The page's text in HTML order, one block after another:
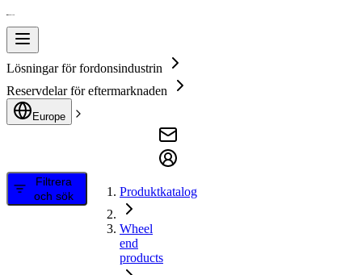
Lösningar för fordonsindustrin
Reservdelar för eftermarknaden
Europe
Filtrera
och sök
Produktkatalog
Wheel
end
products